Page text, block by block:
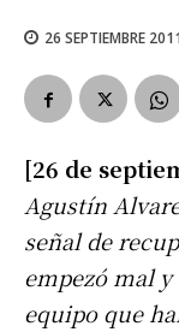
26 SEPTIEMBRE
[26 de
Agustín
señal de
empezó mal
equipo que